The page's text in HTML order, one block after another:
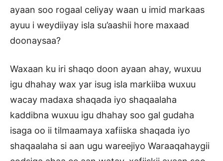
ayaan soo rogaal celiyay waan u imid markaas
ayuu i weydiiyay isla su’aashii hore maxaad
doonaysaa?
Waxaan ku iri shaqo doon ayaan ahay, wuxuu
igu dhahay wax yar isug isla markiiba wuxuu
wacay madaxa shaqada iyo shaqaalaha
kaddibna wuxuu igu dhahay soo gal gudaha
isaga oo ii tilmaamaya xafiiska shaqada iyo
shaqaalaha si aan ugu wareejiyo Waraaqahaygii